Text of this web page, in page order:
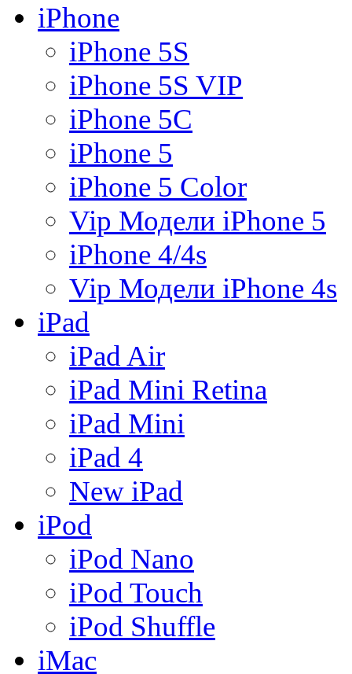
iPhone
iPhone 5S
iPhone 5S VIP
iPhone 5C
iPhone 5
iPhone 5 Color
Vip Модели iPhone 5
iPhone 4/4s
Vip Модели iPhone 4s
iPad
iPad Air
iPad Mini Retina
iPad Mini
iPad 4
New iPad
iPod
iPod Nano
iPod Touch
iPod Shuffle
iMac